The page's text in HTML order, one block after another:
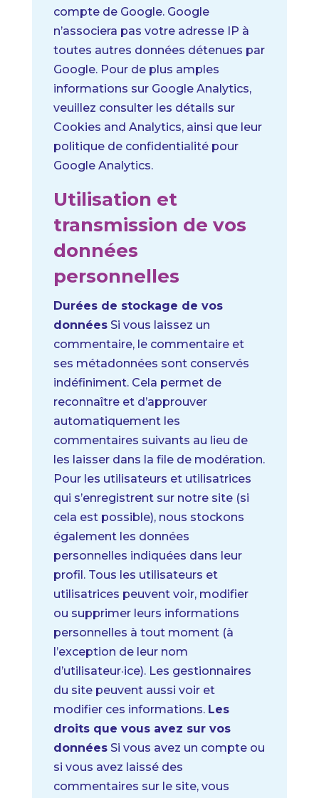
compte de Google. Google
n’associera pas votre adresse IP à
toutes autres données détenues par
Google. Pour de plus amples
informations sur Google Analytics,
veuillez consulter les détails sur
Cookies and Analytics, ainsi que leur
politique de confidentialité pour
Google Analytics.
Utilisation et
transmission de vos
données
personnelles
Durées de stockage de vos
données Si vous laissez un
commentaire, le commentaire et
ses métadonnées sont conservés
indéfiniment. Cela permet de
reconnaître et d’approuver
automatiquement les
commentaires suivants au lieu de
les laisser dans la file de modération.
Pour les utilisateurs et utilisatrices
qui s’enregistrent sur notre site (si
cela est possible), nous stockons
également les données
personnelles indiquées dans leur
profil. Tous les utilisateurs et
utilisatrices peuvent voir, modifier
ou supprimer leurs informations
personnelles à tout moment (à
l’exception de leur nom
d’utilisateur·ice). Les gestionnaires
du site peuvent aussi voir et
modifier ces informations. Les
droits que vous avez sur vos
données Si vous avez un compte ou
si vous avez laissé des
commentaires sur le site, vous